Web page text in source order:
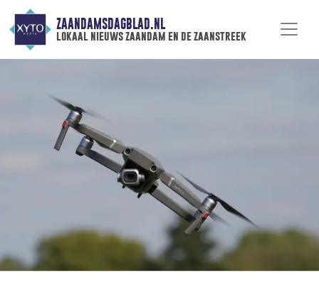
ZAANDAMSDAGBLAD.NL
lokaal nieuws zaandam en de zaanstreek